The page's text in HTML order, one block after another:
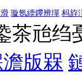
璇氬緛鑻辨墠 杩斿
兘绉
版槑